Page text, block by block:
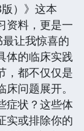
）》这本
资料，更是一
最让我惊喜的
体的临床实践
，都不仅仅是
问题展开。
症状？这些体
实或排除你的